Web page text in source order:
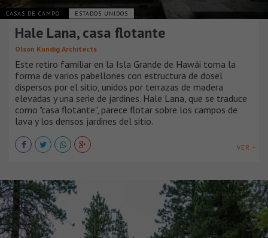
CASAS DE CAMPO ESTADOS UNIDOS
Hale Lana, casa flotante
Olson Kundig Architects
Este retiro familiar en la Isla Grande de Hawái toma la
forma de varios pabellones con estructura de dosel
dispersos por el sitio, unidos por terrazas de madera
elevadas y una serie de jardines. Hale Lana, que se traduce
como "casa flotante", parece flotar sobre los campos de
lava y los densos jardines del sitio.
VER +